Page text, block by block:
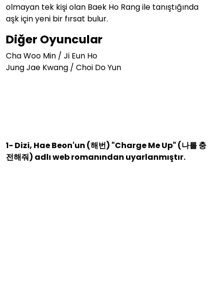
olmayan tek kişi olan Baek Ho Rang ile tanıştığında
aşk için yeni bir fırsat bulur.
Diğer Oyuncular
Cha Woo Min / Ji Eun Ho
Jung Jae Kwang / Choi Do Yun
1- Dizi, Hae Beon'un (해번) "Charge Me Up" (나를 충
전해줘) adlı web romanından uyarlanmıştır.